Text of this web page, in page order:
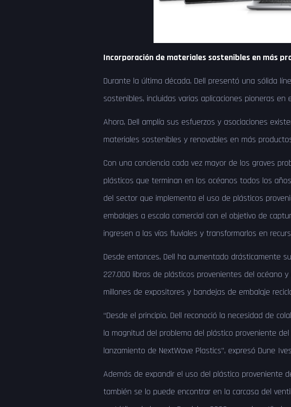
Incorporación de materiales sostenibles en más
Durante la última década, Dell presentó una sólida
sostenibles, incluidas varias aplicaciones pioneras en
Ahora, Dell amplía sus esfuerzos y asociaciones
materiales sostenibles y renovables en más
Con una conciencia cada vez mayor de los graves
plásticos que terminan en los océanos todos los
del sector que implementa el uso de plásticos
embalajes a escala comercial con el objetivo de
ingresen a las vías fluviales y transformarlos en
Desde entonces, Dell ha aumentado drásticamente
227.000 libras de plásticos provenientes del océano
millones de expositores y bandejas de embalaje
“Desde el principio, Dell reconoció la necesidad de
la magnitud del problema del plástico proveniente
lanzamiento de NextWave Plastics”, expresó Dune
Además de expandir el uso del plástico proveniente
también se lo puede encontrar en la carcasa del